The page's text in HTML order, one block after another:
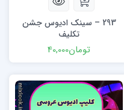
293 – سینک ادیوس جشن
تکلیف
تومان40,000